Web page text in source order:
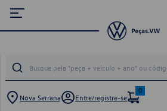
Nova Serrana Entre/registre-se
0